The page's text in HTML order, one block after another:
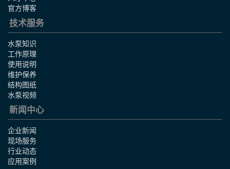
官方博客
技术服务
水泵知识
工作原理
使用说明
维护保养
结构图纸
水泵视频
新闻中心
企业新闻
现场服务
行业动态
应用案例